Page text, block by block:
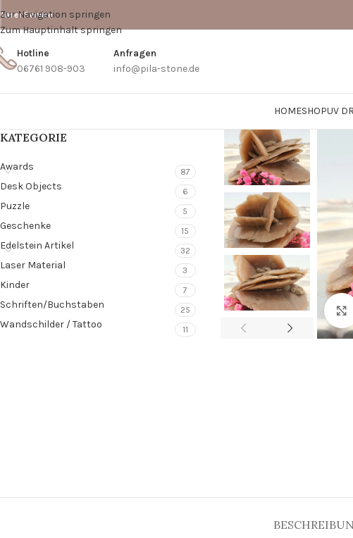
Zur Navigation springen
Zum Hauptinhalt springen
Laser Service
Hotline
06761 908-903
Anfragen
info@pila-stone.de
HOMESHOPUV
KATEGORIE
Awards 87
Desk Objects 6
Puzzle 5
Geschenke 15
Edelstein Artikel 32
Laser Material 3
Kinder 7
Schriften/Buchstaben 25
Wandschilder / Tattoo 11